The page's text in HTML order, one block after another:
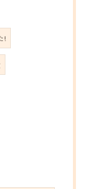
!